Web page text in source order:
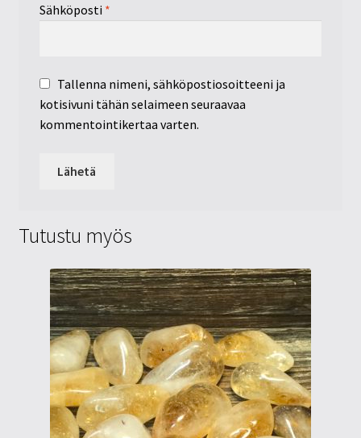
Sähköposti *
Tallenna nimeni, sähköpostiosoitteeni ja
kotisivuni tähän selaimeen seuraavaa
kommentointikertaa varten.
Tutustu myös